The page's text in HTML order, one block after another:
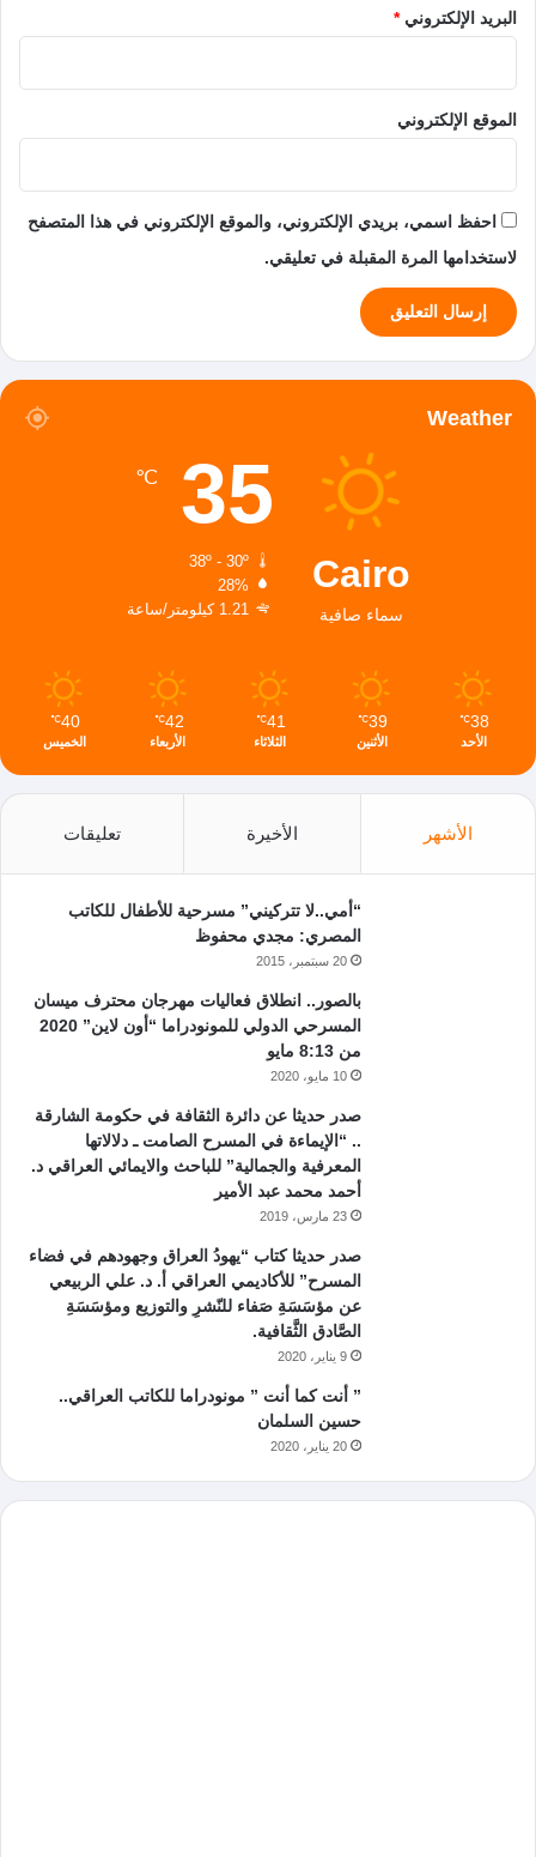
البريد الإلكتروني*
الموقع الإلكتروني
احفظ اسمي، بريدي الإلكتروني، والموقع الإلكتروني في هذا المتصفح
لاستخدامها المرة المقبلة في تعليقي.
Weather
Cairo
سماء صافية
35
℃
38º - 30º
28%
1.21 كيلومتر/ساعة
38
℃
الأحد
39
℃
الأثنين
41
℃
الثلاثاء
42
℃
الأربعاء
40
℃
الخميس
الأشهر الأخيرة تعليقات
“أمي..لا تتركيني” مسرحية للأطفال للكاتب
المصري: مجدي محفوظ
20 سبتمبر، 2015
بالصور.. انطلاق فعاليات مهرجان محترف ميسان
المسرحي الدولي للمونودراما “أون لاين” 2020
من 8:13 مايو
10 مايو، 2020
صدر حديثا عن دائرة الثقافة في حكومة الشارقة
.. “الإيماءة في المسرح الصامت ـ دلالاتها
المعرفية والجمالية” للباحث والايمائي العراقي د.
أحمد محمد عبد الأمير
23 مارس، 2019
صدر حديثا كتاب “يهودُ العراق وجهودهم في فضاء
المسرح” للأكاديمي العراقي أ. د. علي الربيعي
عن مؤسَسَةِ صَفاء للنّشرِ والتوزيع ومؤسَسَةِ
الصَّادق الثَّقافية.
9 يناير، 2020
” أنت كما أنت ” مونودراما للكاتب العراقي..
حسين السلمان
20 يناير، 2020